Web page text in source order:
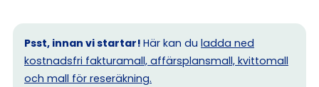
Psst, innan vi startar! Här kan du ladda ned
kostnadsfri fakturamall, affärsplansmall, kvittomall
och mall för reseräkning.